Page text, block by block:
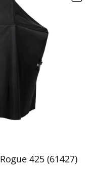
425 (61427)